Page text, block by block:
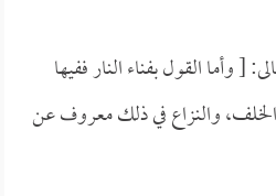
[ وأما القول بفناء النار ففيها
والنزاع في ذلك معروف عن